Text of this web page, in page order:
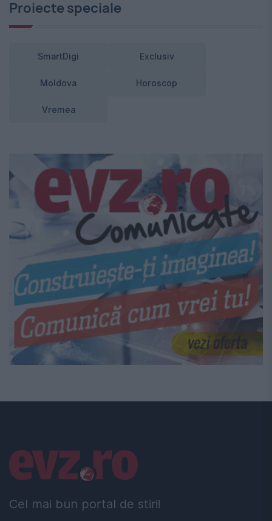
Proiecte speciale
SmartDigi Exclusiv
Moldova Horoscop
Vremea
Cel mai bun portal de stiri!
Linkuri utile